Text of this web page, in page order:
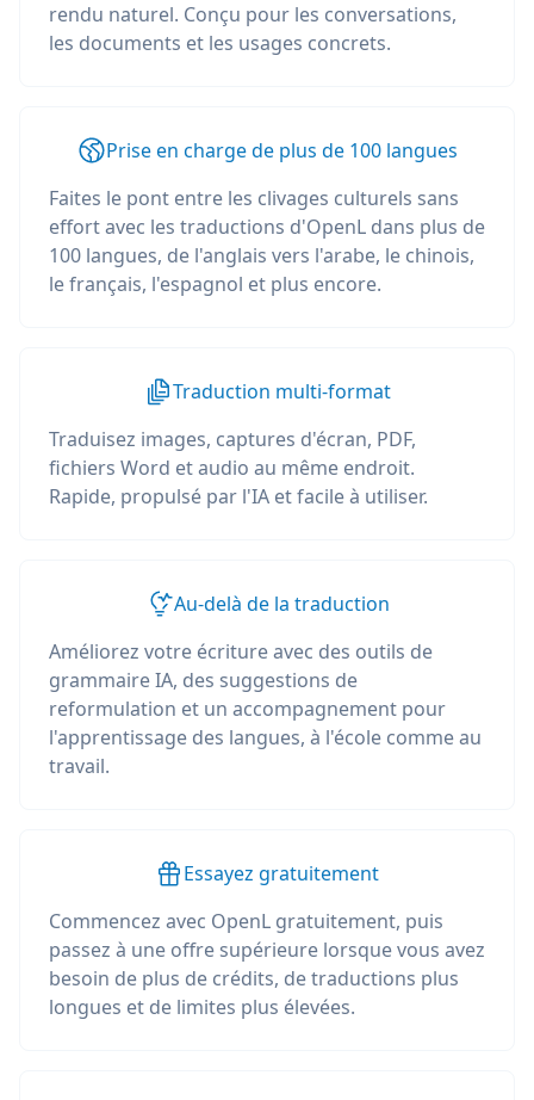
rendu naturel. Conçu pour les conversations,
les documents et les usages concrets.
Prise en charge de plus de 100 langues
Faites le pont entre les clivages culturels sans
effort avec les traductions d'OpenL dans plus de
100 langues, de l'anglais vers l'arabe, le chinois,
le français, l'espagnol et plus encore.
Traduction multi-format
Traduisez images, captures d'écran, PDF,
fichiers Word et audio au même endroit.
Rapide, propulsé par l'IA et facile à utiliser.
Au-delà de la traduction
Améliorez votre écriture avec des outils de
grammaire IA, des suggestions de
reformulation et un accompagnement pour
l'apprentissage des langues, à l'école comme au
travail.
Essayez gratuitement
Commencez avec OpenL gratuitement, puis
passez à une offre supérieure lorsque vous avez
besoin de plus de crédits, de traductions plus
longues et de limites plus élevées.